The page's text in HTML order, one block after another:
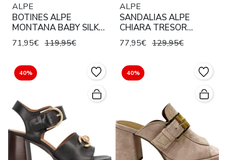
ALPE
BOTINES ALPE
MONTANA BABY SILK
CUERO
71,95€ 119,95€
ALPE
SANDALIAS ALPE
CHIARA TRESOR
BLANCO
77,95€ 129,95€
40% 40%